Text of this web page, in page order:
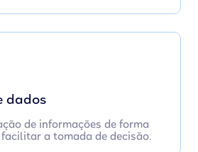
dados
de informações de forma
a tomada de decisão.